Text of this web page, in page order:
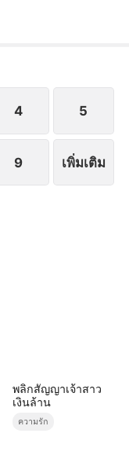
4 5
9 เพิ่มเติม
พลิกสัญญาเจ้าสาว
เงินล้าน
ความรัก